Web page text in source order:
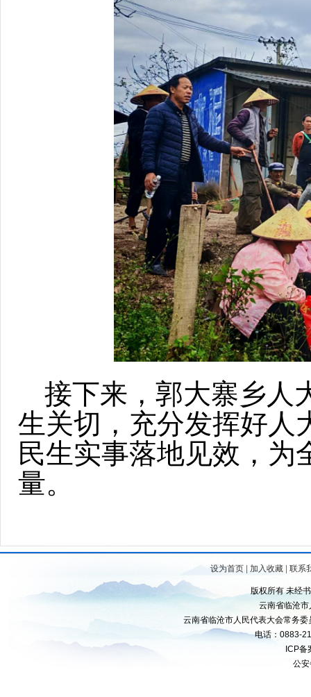
接下来，郭大寨乡人
生关切，充分发挥好人
民生实事落地见效，为
量。
设为首页 加入收藏 联系
版权所有 未经
云南省临沧
云南省临沧市人民代表大会常务
电话：0883-
ICP备
公